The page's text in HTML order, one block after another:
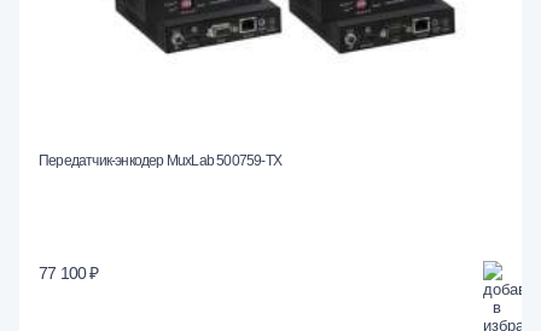
Передатчик-энкодер MuxLab 500759-TX
77 100 ₽